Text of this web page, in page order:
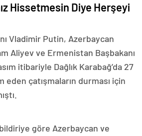
Hissetmesin Diye Herşeyi
Vladimir Putin, Azerbaycan
Aliyev ve Ermenistan Başbakanı
itibariyle Dağlık Karabağ’da 27
eden çatışmaların durması için
göre Azerbaycan ve